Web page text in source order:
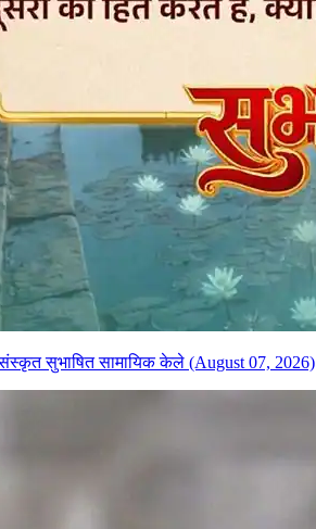
संस्कृत सुभाषित सामायिक केले (August 07, 2026)